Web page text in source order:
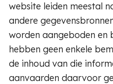
website leiden meestal
andere
worden aangeboden en
hebben geen enkele
de inhoud van die
aanvaarden daarvoor